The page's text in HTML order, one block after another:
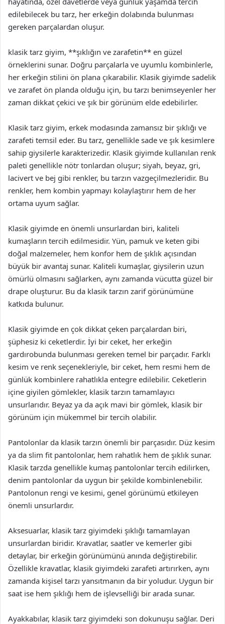
edilebilecek bu tarz, her erkeğin dolabında bulunması
gereken parçalardan oluşur.
klasik tarz giyim, **şıklığın ve zarafetin** en güzel
örneklerini sunar. Doğru parçalarla ve uyumlu kombinlerle,
her erkeğin stilini ön plana çıkarabilir. Klasik giyimde sadelik
ve zarafet ön planda olduğu için, bu tarzı benimseyenler her
zaman dikkat çekici ve şık bir görünüm elde edebilirler.
Klasik tarz giyim, erkek modasında zamansız bir şıklığı ve
zarafeti temsil eder. Bu tarz, genellikle sade ve şık kesimlere
sahip giysilerle karakterizedir. Klasik giyimde kullanılan renk
paleti genellikle nötr tonlardan oluşur; siyah, beyaz, gri,
lacivert ve bej gibi renkler, bu tarzın vazgeçilmezleridir. Bu
renkler, hem kombin yapmayı kolaylaştırır hem de her
ortama uyum sağlar.
Klasik giyimde en önemli unsurlardan biri, kaliteli
kumaşların tercih edilmesidir. Yün, pamuk ve keten gibi
doğal malzemeler, hem konfor hem de şıklık açısından
büyük bir avantaj sunar. Kaliteli kumaşlar, giysilerin uzun
ömürlü olmasını sağlarken, aynı zamanda vücutta güzel bir
drape oluşturur. Bu da klasik tarzın zarif görünümüne
katkıda bulunur.
Klasik giyimde en çok dikkat çeken parçalardan biri,
şüphesiz ki ceketlerdir. İyi bir ceket, her erkeğin
gardırobunda bulunması gereken temel bir parçadır. Farklı
kesim ve renk seçenekleriyle, bir ceket, hem resmi hem de
günlük kombinlere rahatlıkla entegre edilebilir. Ceketlerin
içine giyilen gömlekler, klasik tarzın tamamlayıcı
unsurlarıdır. Beyaz ya da açık mavi bir gömlek, klasik bir
görünüm için mükemmel bir tercih olabilir.
Pantolonlar da klasik tarzın önemli bir parçasıdır. Düz kesim
ya da slim fit pantolonlar, hem rahatlık hem de şıklık sunar.
Klasik tarzda genellikle kumaş pantolonlar tercih edilirken,
denim pantolonlar da uygun bir şekilde kombinlenebilir.
Pantolonun rengi ve kesimi, genel görünümü etkileyen
önemli unsurlardır.
Aksesuarlar, klasik tarz giyimdeki şıklığı tamamlayan
unsurlardan biridir. Kravatlar, saatler ve kemerler gibi
detaylar, bir erkeğin görünümünü anında değiştirebilir.
Özellikle kravatlar, klasik giyimdeki zarafeti artırırken, aynı
zamanda kişisel tarzı yansıtmanın da bir yoludur. Uygun bir
saat ise hem şıklığı hem de işlevselliği bir arada sunar.
Ayakkabılar, klasik tarz giyimdeki son dokunuşu sağlar. Deri